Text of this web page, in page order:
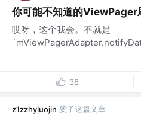
你可能不知道的ViewPager
哎呀，这个我会。不就是
38
z1zzhyluojin 赞了这篇文章